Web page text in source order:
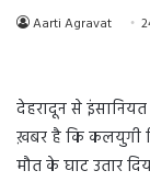
Aarti Agravat
देहरादून से
ख़बर है कि कलयुगी
मौत के घाट उतार